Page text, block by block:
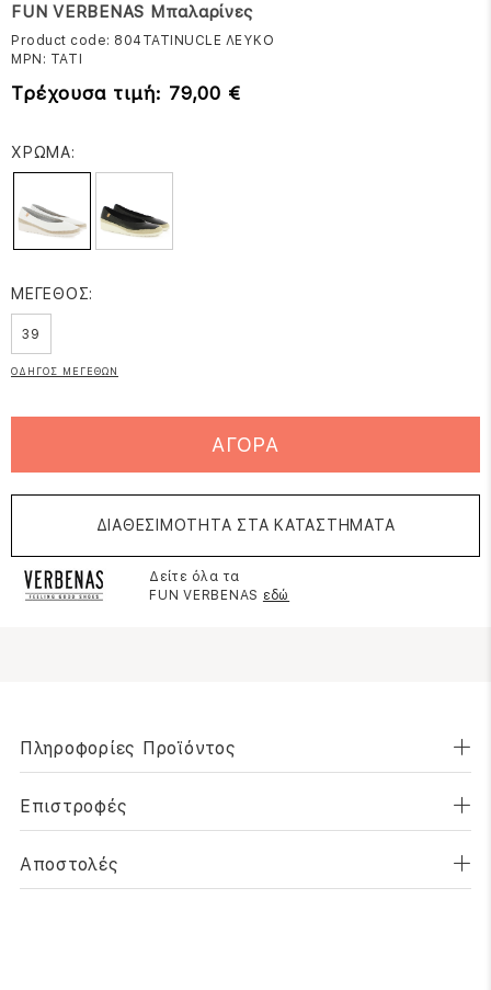
FUN VERBENAS Μπαλαρίνες
Product code: 804TATINUCLE ΛΕΥΚΟ
MPN: TATI
Τρέχουσα τιμή: 79,00 €
ΧΡΩΜΑ:
ΜΕΓΕΘΟΣ:
39
ΟΔΗΓΟΣ ΜΕΓΕΘΩΝ
ΑΓΟΡΑ
ΔΙΑΘΕΣΙΜΟΤΗΤΑ ΣΤΑ ΚΑΤΑΣΤΗΜΑΤΑ
Δείτε όλα τα
FUN VERBENAS εδώ
Πληροφορίες Προϊόντος
Επιστροφές
Αποστολές